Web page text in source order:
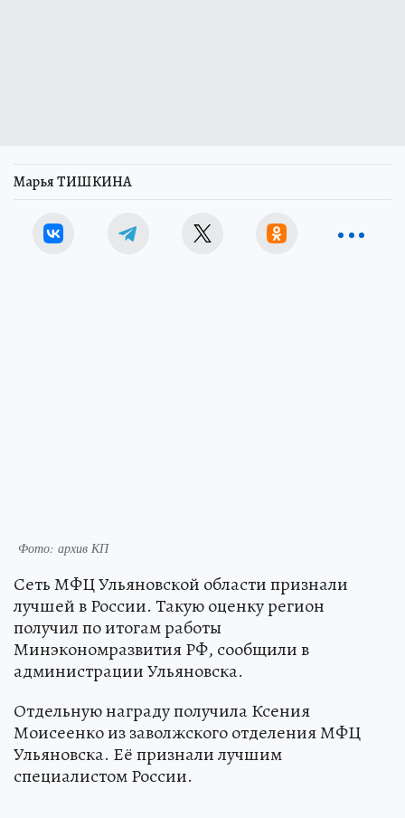
Марья ТИШКИНА
Фото: архив КП
Сеть МФЦ Ульяновской области признали
лучшей в России. Такую оценку регион
получил по итогам работы
Минэкономразвития РФ, сообщили в
администрации Ульяновска.
Отдельную награду получила Ксения
Моисеенко из заволжского отделения МФЦ
Ульяновска. Её признали лучшим
специалистом России.